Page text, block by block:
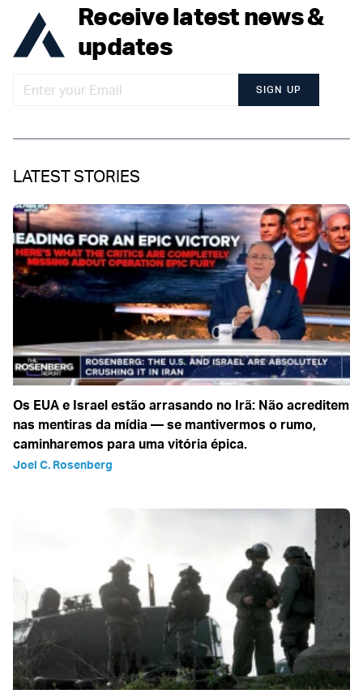
Receive latest news &
updates
SIGN UP
LATEST STORIES
Os EUA e Israel estão arrasando no Irã: Não acreditem
nas mentiras da mídia — se mantivermos o rumo,
caminharemos para uma vitória épica.
Joel C. Rosenberg